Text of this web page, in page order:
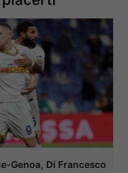
Genoa, Di Francesco